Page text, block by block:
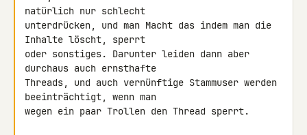
natürlich nur schlecht
unterdrücken, und man Macht das indem man die
Inhalte löscht, sperrt
oder sonstiges. Darunter leiden dann aber
durchaus auch ernsthafte
Threads, und auch vernünftige Stammuser werden
beeinträchtigt, wenn man
wegen ein paar Trollen den Thread sperrt.